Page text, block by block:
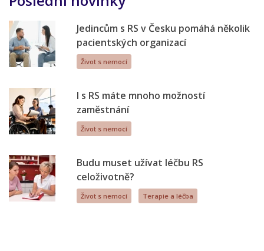
Jedincům s RS v Česku pomáhá několik
pacientských organizací
Život s nemocí
I s RS máte mnoho možností
zaměstnání
Život s nemocí
Budu muset užívat léčbu RS
celoživotně?
Život s nemocí Terapie a léčba